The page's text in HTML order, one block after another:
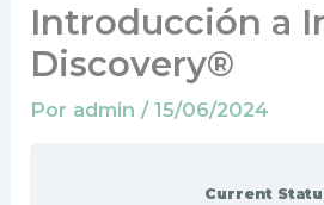
Introducción a
Discovery®
Por admin/15/06/2024
Current